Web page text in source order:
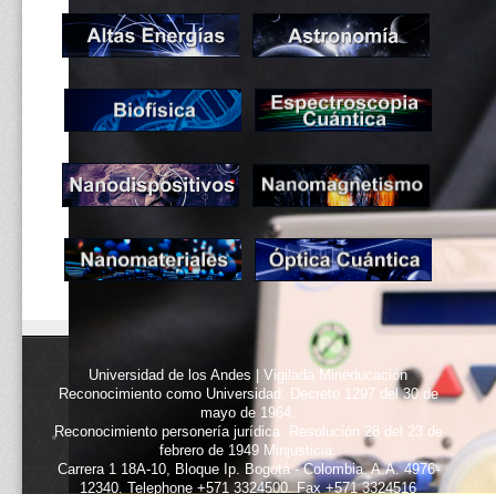
Universidad de los Andes | Vigilada Mineducación
Reconocimiento como Universidad: Decreto 1297 del 30 de
mayo de 1964.
Reconocimiento personería jurídica: Resolución 28 del 23 de
febrero de 1949 Minjusticia.
Carrera 1 18A-10, Bloque Ip. Bogotá - Colombia. A.A. 4976-
12340. Telephone +571 3324500. Fax +571 3324516